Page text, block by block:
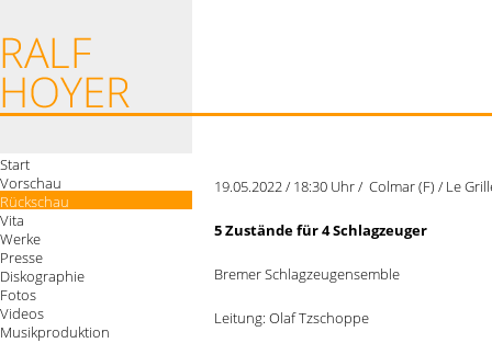
Start
Vorschau
Rückschau
Vita
Werke
Presse
Diskographie
Fotos
Videos
Musikproduktion
19.05.2022 / 18:30 Uhr / Colmar (F) / Le
5 Zustände für 4 Schlagzeuger
Bremer Schlagzeugensemble
Leitung: Olaf Tzschoppe